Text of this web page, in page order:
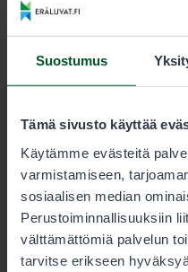
Suostumus
Tämä sivusto käyttää
Käytämme evästeitä
varmistamiseen,
sosiaalisen median
Perustoiminnallisuuksiin
välttämättömiä palvelun
tarvitse erikseen
Iijoen
alaosa
6.6 MB